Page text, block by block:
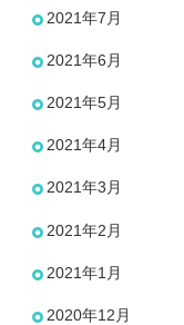
2021年7月
2021年6月
2021年5月
2021年4月
2021年3月
2021年2月
2021年1月
2020年12月